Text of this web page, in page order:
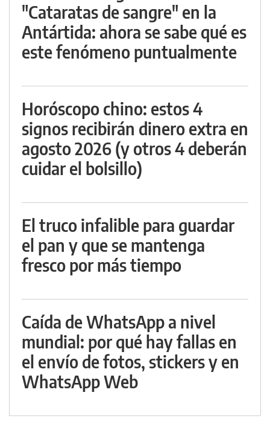
"Cataratas de sangre" en la
Antártida: ahora se sabe qué es
este fenómeno puntualmente
Horóscopo chino: estos 4
signos recibirán dinero extra en
agosto 2026 (y otros 4 deberán
cuidar el bolsillo)
El truco infalible para guardar
el pan y que se mantenga
fresco por más tiempo
Caída de WhatsApp a nivel
mundial: por qué hay fallas en
el envío de fotos, stickers y en
WhatsApp Web